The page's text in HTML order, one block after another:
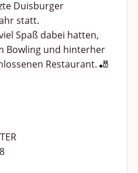
Duisburger
statt.
Spaß dabei hatten,
Bowling und hinterher
Restaurant. 🎳